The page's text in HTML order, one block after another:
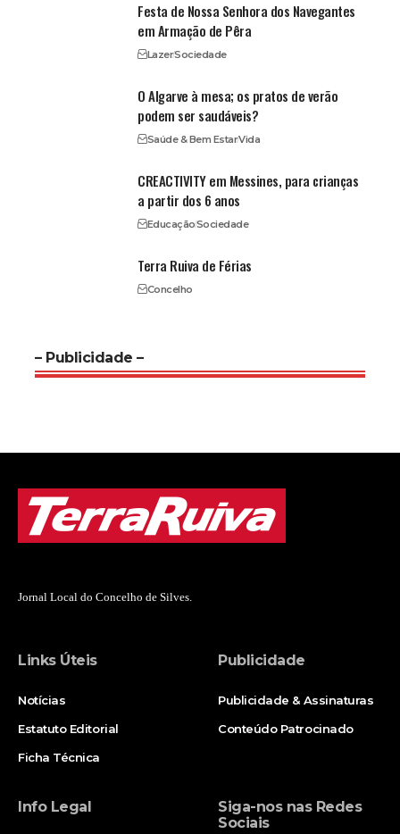
Festa de Nossa Senhora dos Navegantes
em Armação de Pêra
LazerSociedade
O Algarve à mesa; os pratos de verão
podem ser saudáveis?
Saúde & Bem EstarVida
CREACTIVITY em Messines, para crianças
a partir dos 6 anos
EducaçãoSociedade
Terra Ruiva de Férias
Concelho
– Publicidade –
Jornal Local do Concelho de Silves.
Links Úteis
Notícias
Estatuto Editorial
Ficha Técnica
Publicidade
Publicidade & Assinaturas
Conteúdo Patrocinado
Info Legal
Siga-nos nas Redes
Sociais